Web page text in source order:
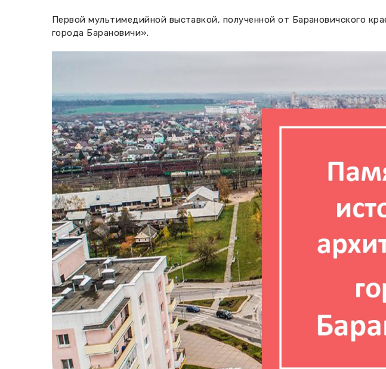
Первой мультимедийной выставкой, полученной от Барановичского
города Барановичи».